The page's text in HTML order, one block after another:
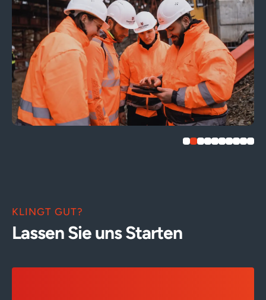
KLINGT GUT?
Lassen Sie uns Starten